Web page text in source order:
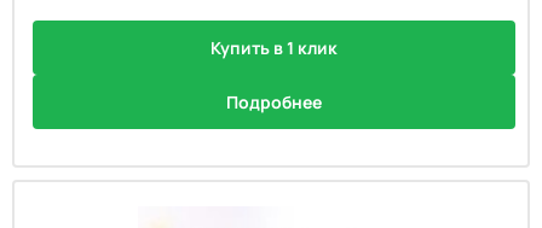
Купить в 1 клик
Подробнее